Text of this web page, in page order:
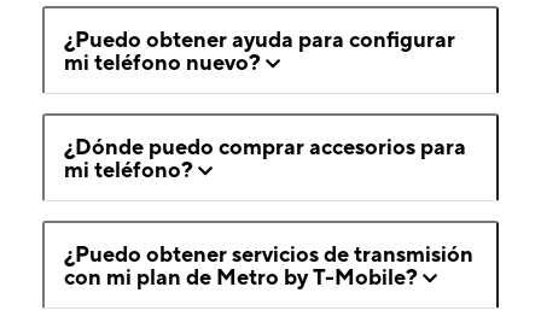
¿Puedo obtener ayuda para configurar
mi teléfono nuevo?
¿Dónde puedo comprar accesorios para
mi teléfono?
¿Puedo obtener servicios de transmisión
con mi plan de Metro by T-Mobile?